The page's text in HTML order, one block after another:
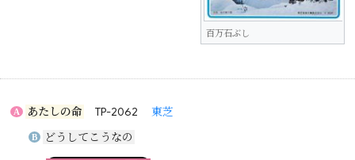
百万石ぶし
A あたしの命 TP-2062 東芝
B どうしてこうなの